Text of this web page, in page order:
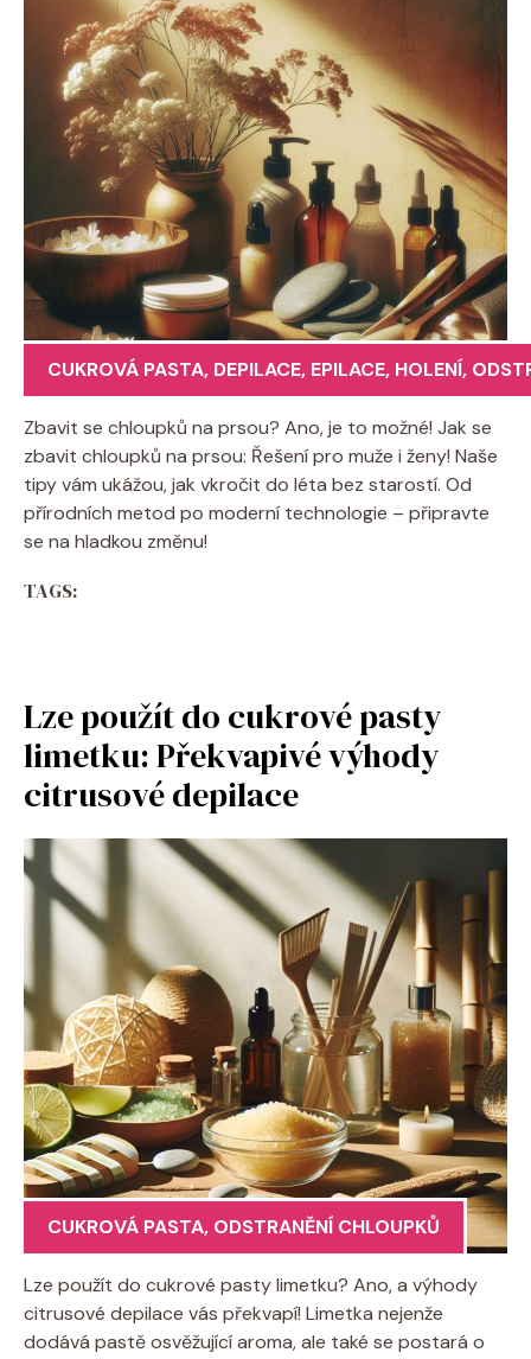
CUKROVÁ PASTA, DEPILACE, EPILACE, HOLENÍ,
Zbavit se chloupků na prsou? Ano, je to možné! Jak se
zbavit chloupků na prsou: Řešení pro muže i ženy! Naše
tipy vám ukážou, jak vkročit do léta bez starostí. Od
přírodních metod po moderní technologie – připravte
se na hladkou změnu!
TAGS:
Lze použít do cukrové pasty
limetku: Překvapivé výhody
citrusové depilace
CUKROVÁ PASTA, ODSTRANĚNÍ CHLOUPKŮ
Lze použít do cukrové pasty limetku? Ano, a výhody
citrusové depilace vás překvapí! Limetka nejenže
dodává pastě osvěžující aroma, ale také se postará o